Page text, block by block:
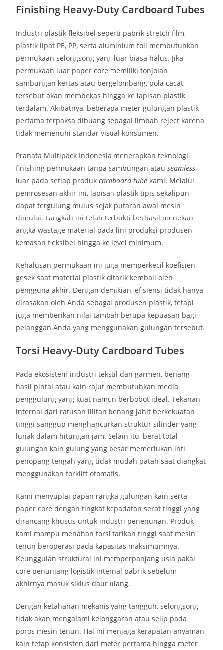
Finishing Heavy-Duty Cardboard Tubes
Industri plastik fleksibel seperti pabrik stretch film,
plastik lipat PE, PP, serta aluminium foil membutuhkan
permukaan selongsong yang luar biasa halus. Jika
permukaan luar paper core memiliki tonjolan
sambungan kertas atau bergelombang, pola cacat
tersebut akan membekas hingga ke lapisan plastik
terdalam. Akibatnya, beberapa meter gulungan plastik
pertama terpaksa dibuang sebagai limbah reject karena
tidak memenuhi standar visual konsumen.
Pranata Multipack Indonesia menerapkan teknologi
finishing permukaan tanpa sambungan atauseamless
luar pada setiap produkcardboard tube kami. Melalui
pemrosesan akhir ini, lapisan plastik tipis sekalipun
dapat tergulung mulus sejak putaran awal mesin
dimulai. Langkah ini telah terbukti berhasil menekan
angka wastage material pada lini produksi produsen
kemasan fleksibel hingga ke level minimum.
Kehalusan permukaan ini juga memperkecil koefisien
gesek saat material plastik ditarik kembali oleh
pengguna akhir. Dengan demikian, efisiensi tidak hanya
dirasakan oleh Anda sebagai produsen plastik, tetapi
juga memberikan nilai tambah berupa kepuasan bagi
pelanggan Anda yang menggunakan gulungan tersebut.
Torsi Heavy-Duty Cardboard Tubes
Pada ekosistem industri tekstil dan garmen, benang
hasil pintal atau kain rajut membutuhkan media
penggulung yang kuat namun berbobot ideal. Tekanan
internal dari ratusan lilitan benang jahit berkekuatan
tinggi sanggup menghancurkan struktur silinder yang
lunak dalam hitungan jam. Selain itu, berat total
gulungan kain gulung yang besar memerlukan inti
penopang tengah yang tidak mudah patah saat diangkat
menggunakan forklift otomatis.
Kami menyuplai papan rangka gulungan kain serta
paper core dengan tingkat kepadatan serat tinggi yang
dirancang khusus untuk industri penenunan. Produk
kami mampu menahan torsi tarikan tinggi saat mesin
tenun beroperasi pada kapasitas maksimumnya.
Keunggulan struktural ini memperpanjang usia pakai
core penunjang logistik internal pabrik sebelum
akhirnya masuk siklus daur ulang.
Dengan ketahanan mekanis yang tangguh, selongsong
tidak akan mengalami kelonggaran atau selip pada
poros mesin tenun. Hal ini menjaga kerapatan anyaman
kain tetap konsisten dari meter pertama hingga meter